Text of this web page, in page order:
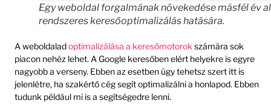
Egy weboldal forgalmának növekedése másfél év
rendszeres keresőoptimalizálás hatására.
A weboldaladoptimalizálása a keresőmotorok számára sok
piacon nehéz lehet. A Google keresőben elért helyekre is egyre
nagyobb a verseny. Ebben az esetben úgy tehetsz szert itt is
jelenlétre, ha szakértő cég segít optimalizálni a honlapod. Ebben
tudunk például mi is a segítségedre lenni.